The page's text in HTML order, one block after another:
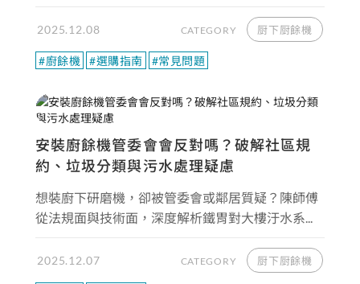
2025.12.08 CATEGORY 厨下厨餘機
#廚餘機 #選購指南 #常見問題
安裝廚餘機管委會會反對嗎？破解社區規
約、垃圾分類與污水處理疑慮
想裝廚下研磨機，卻被管委會或鄰居質疑？陳師傅
從法規面與技術面，深度解析鐵胃對大樓汙水系...
2025.12.07 CATEGORY 厨下厨餘機